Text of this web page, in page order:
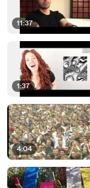
11:37
1:37
4:04